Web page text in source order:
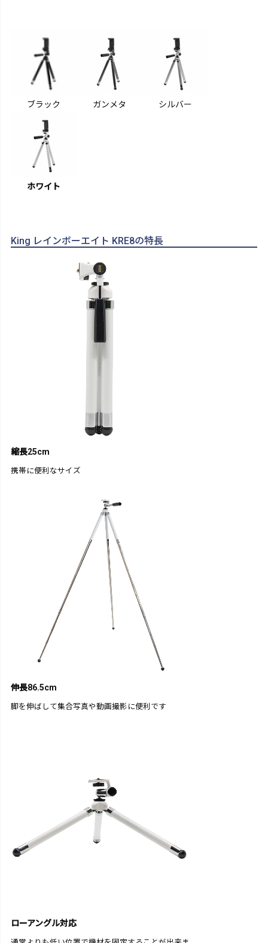
ブラック ガンメタ シルバー
ホワイト
King レインボーエイト KRE8の特長
縮長25cm
携帯に便利なサイズ
伸長86.5cm
脚を伸ばして集合写真や動画撮影に便利です
ローアングル対応